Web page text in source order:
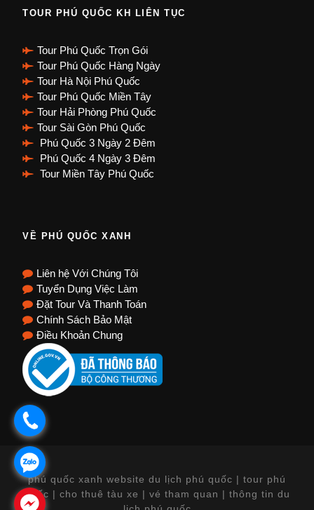
TOUR PHÚ QUỐC KH LIÊN TỤC
Tour Phú Quốc Trọn Gói
Tour Phú Quốc Hàng Ngày
Tour Hà Nội Phú Quốc
Tour Phú Quốc Miền Tây
Tour Hải Phòng Phú Quốc
Tour Sài Gòn Phú Quốc
Phú Quốc 3 Ngày 2 Đêm
Phú Quốc 4 Ngày 3 Đêm
Tour Miền Tây Phú Quốc
VỀ PHÚ QUỐC XANH
Liên hệ Với Chúng Tôi
Tuyển Dụng Việc Làm
Đặt Tour Và Thanh Toán
Chính Sách Bảo Mật
Điều Khoản Chung
phú quốc xanh website du lịch phú quốc | tour phú
quốc | cho thuê tàu xe | vé tham quan | thông tin du
.
.
.